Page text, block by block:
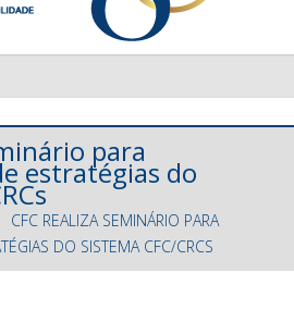
para
estratégias do
CFC REALIZA SEMINÁRIO PARA
DO SISTEMA CFC/CRCS